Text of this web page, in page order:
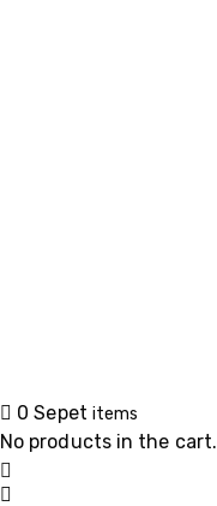
0 Sepet items
No products in the cart.